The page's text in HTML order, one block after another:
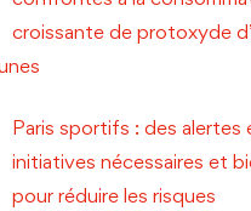
croissante de protoxyde
Paris sportifs : des alertes
initiatives nécessaires et
pour réduire les risques